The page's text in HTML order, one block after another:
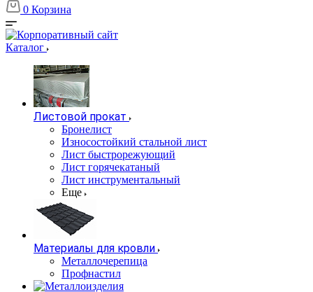
0 Корзина
Каталог
Листовой прокат
Бронелист
Износостойкий стальной лист
Лист быстрорежующий
Лист горячекатаный
Лист инструментальный
Еще
Материалы для кровли
Металлочерепица
Профнастил